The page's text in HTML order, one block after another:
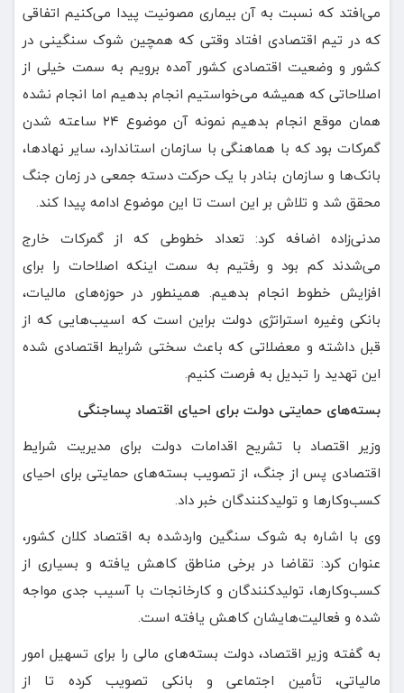
می‌افتد که نسبت به آن بیماری مصونیت پیدا می‌کنیم اتفاقی
که در تیم اقتصادی افتاد وقتی که همچین شوک سنگینی در
کشور و وضعیت اقتصادی کشور آمده برویم به سمت خیلی از
اصلاحاتی که همیشه می‌خواستیم انجام بدهیم اما انجام نشده
همان موقع انجام بدهیم نمونه آن موضوع ۲۴ ساعته شدن
گمرکات بود که با هماهنگی با سازمان استاندارد، سایر نهادها،
بانک‌ها و سازمان بنادر با یک حرکت دسته جمعی در زمان جنگ
محقق شد و تلاش بر این است تا این موضوع ادامه پیدا کند.
مدنی‌زاده اضافه کرد: تعداد خطوطی که از گمرکات خارج
می‌شدند کم بود و رفتیم به سمت اینکه اصلاحات را برای
افزایش خطوط انجام بدهیم. همینطور در حوزه‌های مالیات،
بانکی وغیره استراتژی دولت براین است که اسیب‌هایی که از
قبل داشته و معضلاتی که باعث سختی شرایط اقتصادی شده
این تهدید را تبدیل به فرصت کنیم.
بسته‌های حمایتی دولت برای احیای اقتصاد پساجنگی
وزیر اقتصاد با تشریح اقدامات دولت برای مدیریت شرایط
اقتصادی پس از جنگ، از تصویب بسته‌های حمایتی برای احیای
کسب‌وکارها و تولیدکنندگان خبر داد.
وی با اشاره به شوک سنگین واردشده به اقتصاد کلان کشور،
عنوان کرد: تقاضا در برخی مناطق کاهش یافته و بسیاری از
کسب‌وکارها، تولیدکنندگان و کارخانجات با آسیب جدی مواجه
شده و فعالیت‌هایشان کاهش یافته است.
به گفته وزیر اقتصاد، دولت بسته‌های مالی را برای تسهیل امور
مالیاتی، تأمین اجتماعی و بانکی تصویب کرده تا از